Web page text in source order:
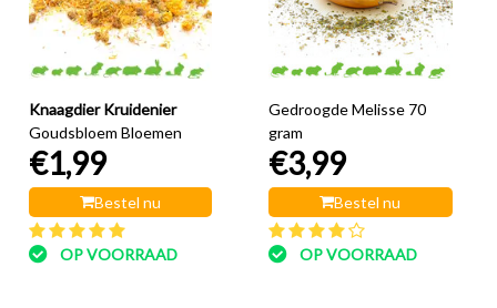
Knaagdier Kruidenier
Goudsbloem Bloemen
€1,99
Bestel nu
OP VOORRAAD
Gedroogde Melisse 70
gram
€3,99
Bestel nu
OP VOORRAAD